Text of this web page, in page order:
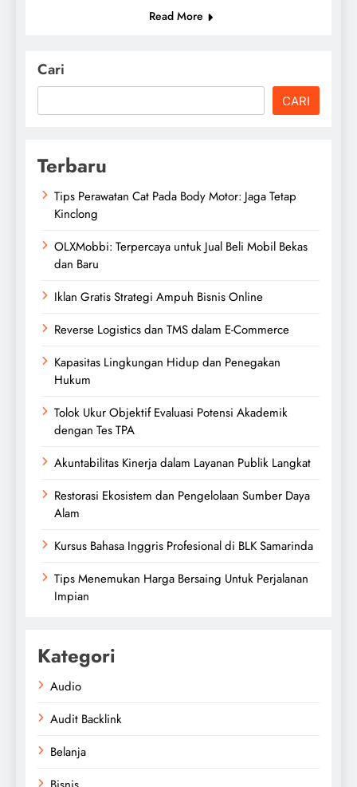
Read More
Cari
CARI
Terbaru
Tips Perawatan Cat Pada Body Motor: Jaga Tetap
Kinclong
OLXMobbi: Terpercaya untuk Jual Beli Mobil Bekas
dan Baru
Iklan Gratis Strategi Ampuh Bisnis Online
Reverse Logistics dan TMS dalam E-Commerce
Kapasitas Lingkungan Hidup dan Penegakan
Hukum
Tolok Ukur Objektif Evaluasi Potensi Akademik
dengan Tes TPA
Akuntabilitas Kinerja dalam Layanan Publik Langkat
Restorasi Ekosistem dan Pengelolaan Sumber Daya
Alam
Kursus Bahasa Inggris Profesional di BLK Samarinda
Tips Menemukan Harga Bersaing Untuk Perjalanan
Impian
Kategori
Audio
Audit Backlink
Belanja